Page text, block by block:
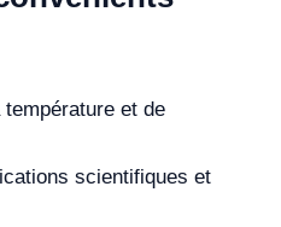
et de
scientifiques et